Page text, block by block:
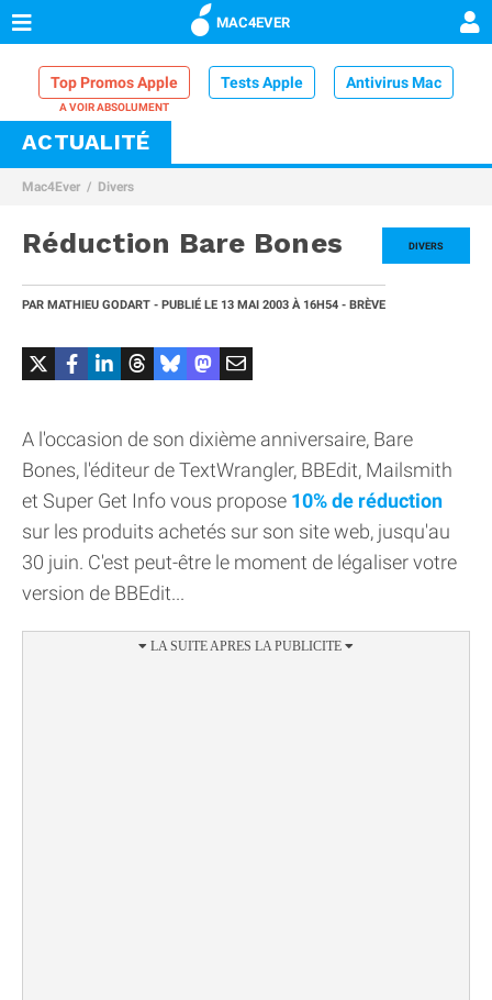
MAC4EVER
Top Promos Apple Tests Apple Antivirus Mac
VPN Mac
Comparatif iPhone
ACTUALITÉ
Mac4Ever Divers
DIVERS
Réduction Bare Bones
PAR MATHIEU GODART - PUBLIÉ LE 13 MAI 2003 À 16H54 - BRÈVE
A l'occasion de son dixième anniversaire, Bare
Bones, l'éditeur de TextWrangler, BBEdit, Mailsmith
et Super Get Info vous propose 10% de réduction
sur les produits achetés sur son site web, jusqu'au
30 juin. C'est peut-être le moment de légaliser votre
version de BBEdit...